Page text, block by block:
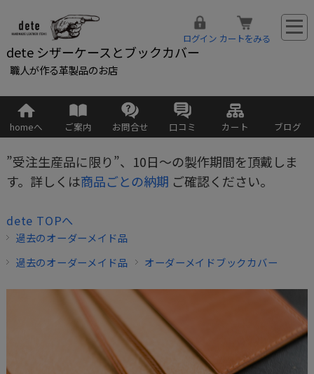
dete シザーケースとブックカバー
職人が作る革製品のお店
ログイン カートをみる
homeへ ご案内 お問合せ 口コミ カート ブログ
”受注生産品に限り”、10日～の製作期間を頂戴しま
す。詳しくは商品ごとの納期 ご確認ください。
dete TOPへ
過去のオーダーメイド品
過去のオーダーメイド品
オーダーメイドブックカバー